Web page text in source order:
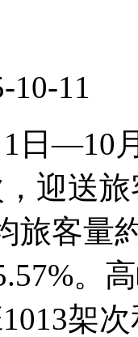
10-11
日—10
迎送
旅客量
。
架